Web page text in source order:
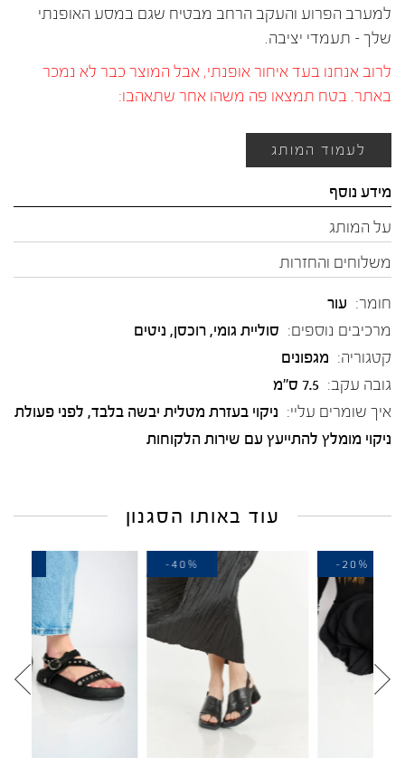
למערב הפרוע והעקב הרחב מבטיח שגם במסע האופנתי
שלך – תעמדי יציבה.
לרוב אנחנו בעד איחור אופנתי, אבל המוצר כבר לא נמכר
באתר. בטח תמצאו פה משהו אחר שתאהבו:
לעמוד המותג
מידע נוסף
על המותג
משלוחים והחזרות
חומר: עור
מרכיבים נוספים: סוליית גומי, רוכסן, ניטים
קטגוריה: מגפונים
גובה עקב: 7.5 ס"מ
איך שומרים עליי: ניקוי בעזרת מטלית יבשה בלבד, לפני פעולת
ניקוי מומלץ להתייעץ עם שירות הלקוחות
עוד באותו הסגנון
-20%
-40%
-40%